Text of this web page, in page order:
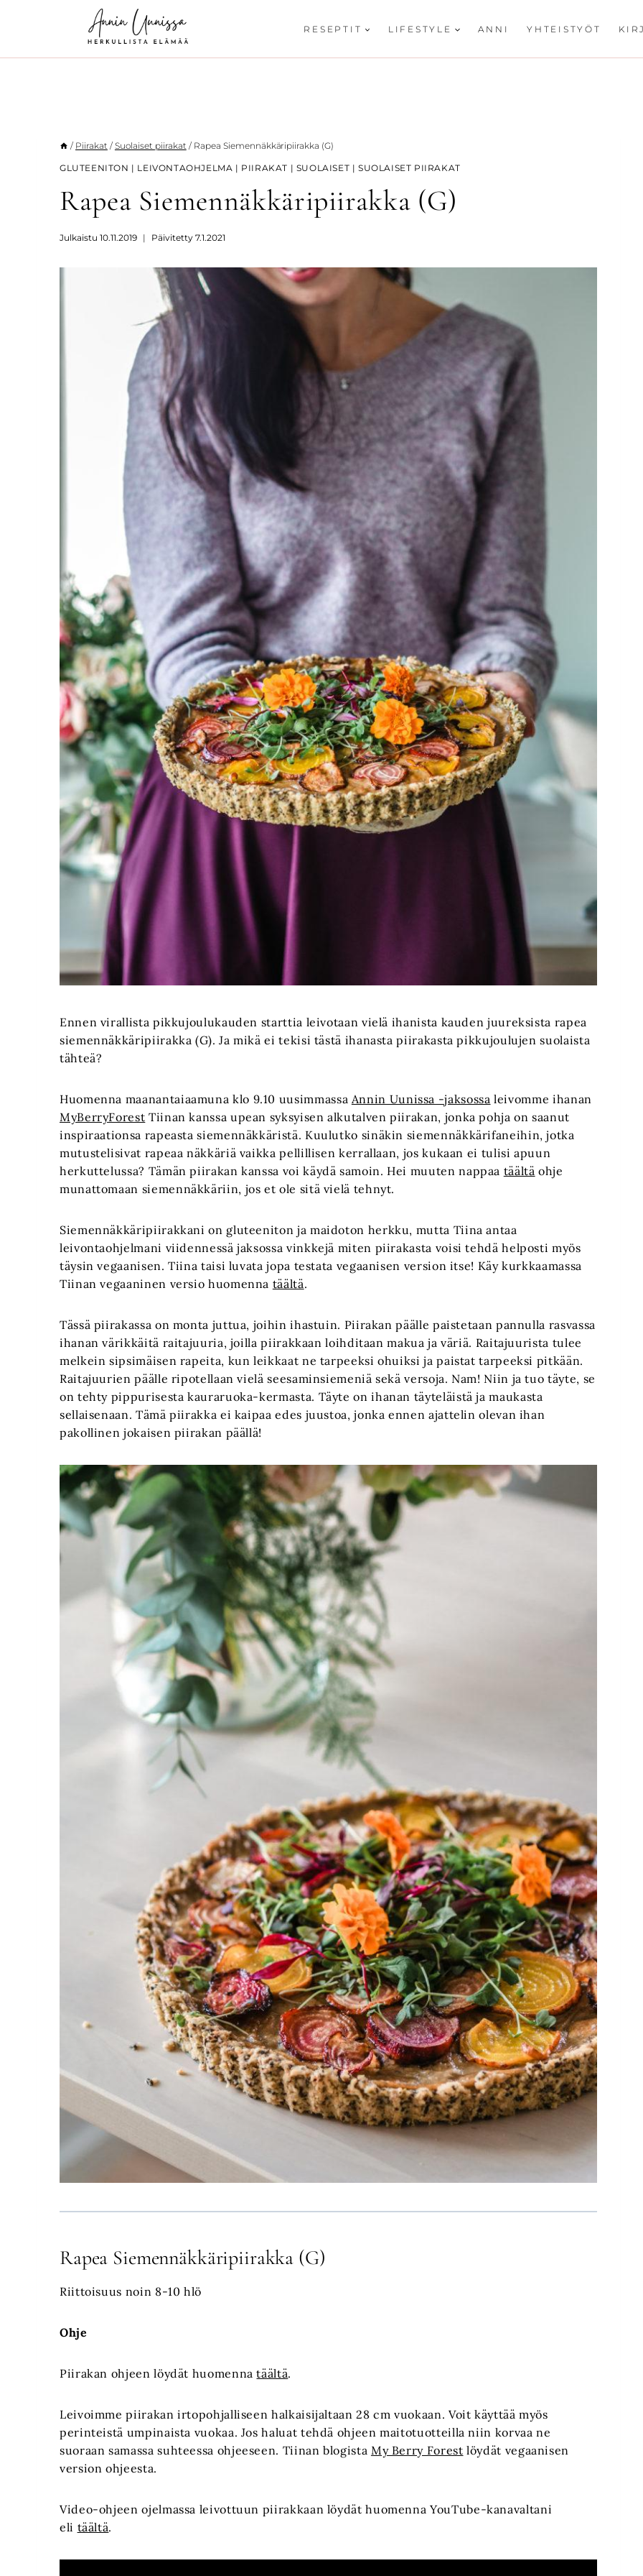
RESEPTIT LIFESTYLE ANNI YHTEISTYÖT
/ Piirakat / Suolaiset piirakat / Rapea Siemennäkkäripiirakka (G)
GLUTEENITON | LEIVONTAOHJELMA | PIIRAKAT | SUOLAISET |SUOLAISET PIIRAKAT
Rapea Siemennäkkäripiirakka (G)
Julkaistu 10.11.2019 Päivitetty 7.1.2021
Ennen virallista pikkujoulukauden starttia leivotaan vielä ihanista kauden juureksista rapea
siemennäkkäripiirakka (G). Ja mikä ei tekisi tästä ihanasta piirakasta pikkujoulujen suolaista
tähteä?
Huomenna maanantaiaamuna klo 9.10 uusimmassa Annin Uunissa -jaksossa leivomme ihanan
MyBerryForest Tiinan kanssa upean syksyisen alkutalven piirakan, jonka pohja on saanut
inspiraationsa rapeasta siemennäkkäristä. Kuulutko sinäkin siemennäkkärifaneihin, jotka
mutustelisivat rapeaa näkkäriä vaikka pellillisen kerrallaan, jos kukaan ei tulisi apuun
herkuttelussa? Tämän piirakan kanssa voi käydä samoin. Hei muuten nappaa täältä ohje
munattomaan siemennäkkäriin, jos et ole sitä vielä tehnyt.
Siemennäkkäripiirakkani on gluteeniton ja maidoton herkku, mutta Tiina antaa
leivontaohjelmani viidennessä jaksossa vinkkejä miten piirakasta voisi tehdä helposti myös
täysin vegaanisen. Tiina taisi luvata jopa testata vegaanisen version itse! Käy kurkkaamassa
Tiinan vegaaninen versio huomenna täältä.
Tässä piirakassa on monta juttua, joihin ihastuin. Piirakan päälle paistetaan pannulla rasvassa
ihanan värikkäitä raitajuuria, joilla piirakkaan loihditaan makua ja väriä. Raitajuurista tulee
melkein sipsimäisen rapeita, kun leikkaat ne tarpeeksi ohuiksi ja paistat tarpeeksi pitkään.
Raitajuurien päälle ripotellaan vielä seesaminsiemeniä sekä versoja. Nam! Niin ja tuo täyte, se
on tehty pippurisesta kauraruoka-kermasta. Täyte on ihanan täyteläistä ja maukasta
sellaisenaan. Tämä piirakka ei kaipaa edes juustoa, jonka ennen ajattelin olevan ihan
pakollinen jokaisen piirakan päällä!
Rapea Siemennäkkäripiirakka (G)
Riittoisuus noin 8-10 hlö
Ohje
Piirakan ohjeen löydät huomennatäältä.
Leivoimme piirakan irtopohjalliseen halkaisijaltaan 28 cm vuokaan. Voit käyttää myös
perinteistä umpinaista vuokaa. Jos haluat tehdä ohjeen maitotuotteilla niin korvaa ne
suoraan samassa suhteessa ohjeeseen. Tiinan blogista My Berry Forest löydät vegaanisen
version ohjeesta.
Video-ohjeen ojelmassa leivottuun piirakkaan löydät huomenna YouTube-kanavaltani
eli täältä.